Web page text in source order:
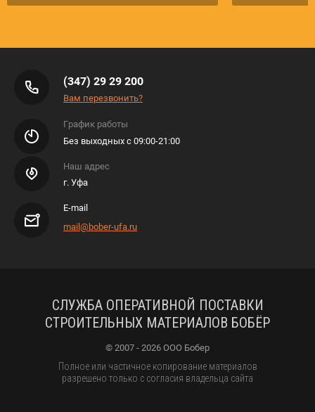
(347) 29 29 200
Вам перезвонить?
График работы
Без выходных с 09:00-21:00
Наш адрес
г. Уфа
E-mail
mail@bober-ufa.ru
СЛУЖБА ОПЕРАТИВНОЙ ПОСТАВКИ
СТРОИТЕЛЬНЫХ МАТЕРИАЛОВ БОБЁР
© 2007 - 2026 ООО Бобер
Полное или частичное копирование материалов
разрешено только с согласия владельца сайта